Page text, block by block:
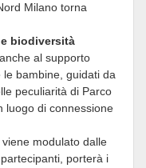
Milano torna
biodiversità
al supporto
bambine, guidati da
peculiarità di Parco
luogo di connessione
modulato dalle
porterà i